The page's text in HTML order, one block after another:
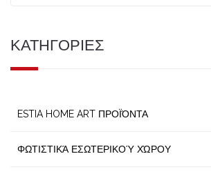
ΚΑΤΗΓΟΡΙΕΣ
ESTIA HOME ART ΠΡΟΪΌΝΤΑ
ΦΩΤΙΣΤΙΚΆ ΕΣΩΤΕΡΙΚΟΎ ΧΏΡΟΥ